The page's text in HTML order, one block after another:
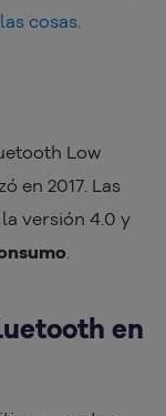
cosas
Low
en 2017. Las
versión 4.0 y
en